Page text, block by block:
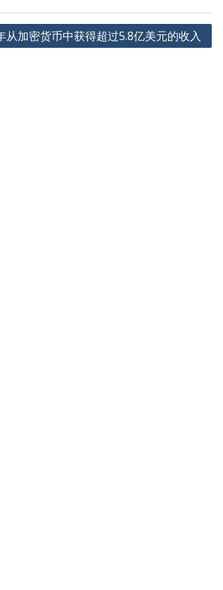
从加密货币中获得超过5.8亿美元的收入